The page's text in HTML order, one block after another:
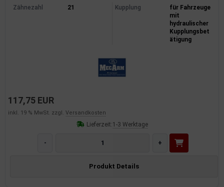
Zähnezahl 21 Kupplung
für Fahrzeuge
mit
hydraulischer
Kupplungsbet
ätigung
117,75 EUR
inkl. 19 % MwSt. zzgl. Versandkosten
Lieferzeit:1-3 Werktage
- +
Produkt Details